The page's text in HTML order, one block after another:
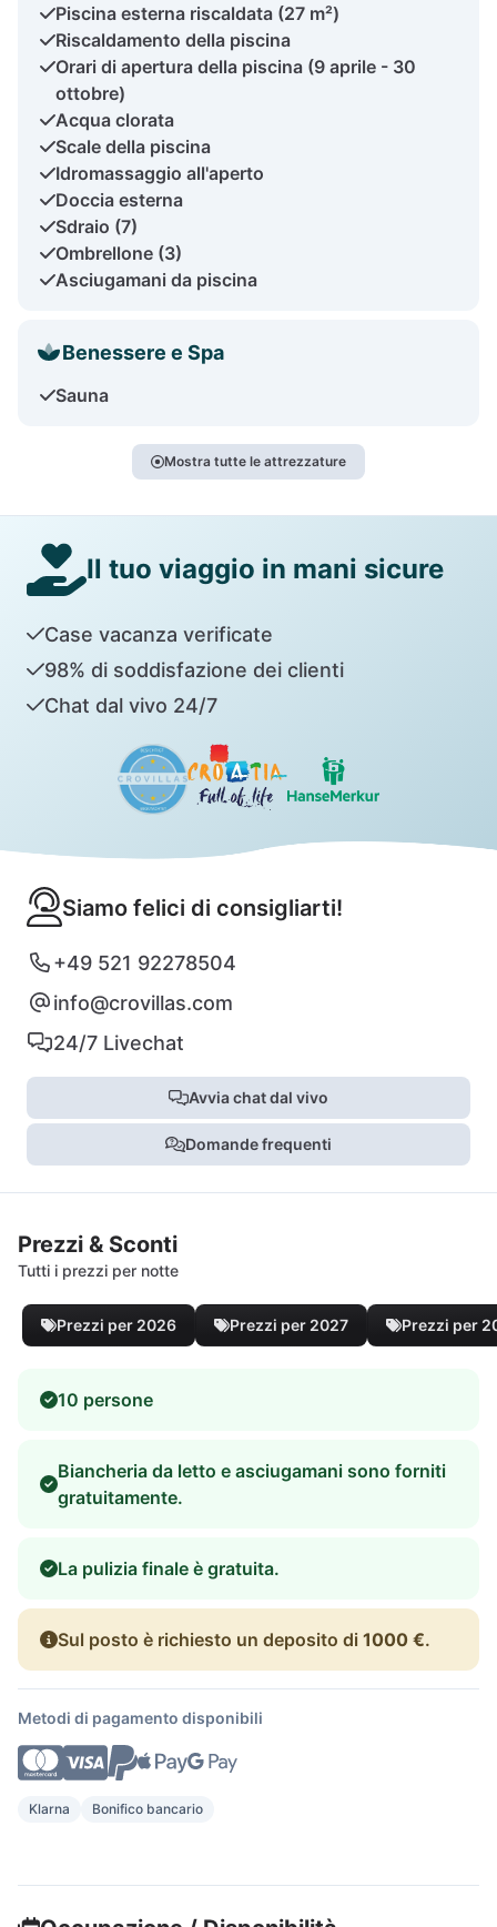
Piscina esterna riscaldata (27 m²)
Riscaldamento della piscina
Orari di apertura della piscina (9 aprile - 30
ottobre)
Acqua clorata
Scale della piscina
Idromassaggio all'aperto
Doccia esterna
Sdraio (7)
Ombrellone (3)
Asciugamani da piscina
Benessere e Spa
Sauna
Mostra tutte le attrezzature
Il tuo viaggio in mani sicure
Case vacanza verificate
98% di soddisfazione dei clienti
Chat dal vivo 24/7
Siamo felici di consigliarti!
+49 521 92278504
info@crovillas.com
24/7 Livechat
Avvia chat dal vivo
Domande frequenti
Prezzi & Sconti
Tutti i prezzi per notte
Prezzi per 2026 Prezzi per 2027 Prezzi per
10 persone
Biancheria da letto e asciugamani sono forniti
gratuitamente.
La pulizia finale è gratuita.
Sul posto è richiesto un deposito di 1000 €.
Metodi di pagamento disponibili
Klarna Bonifico bancario